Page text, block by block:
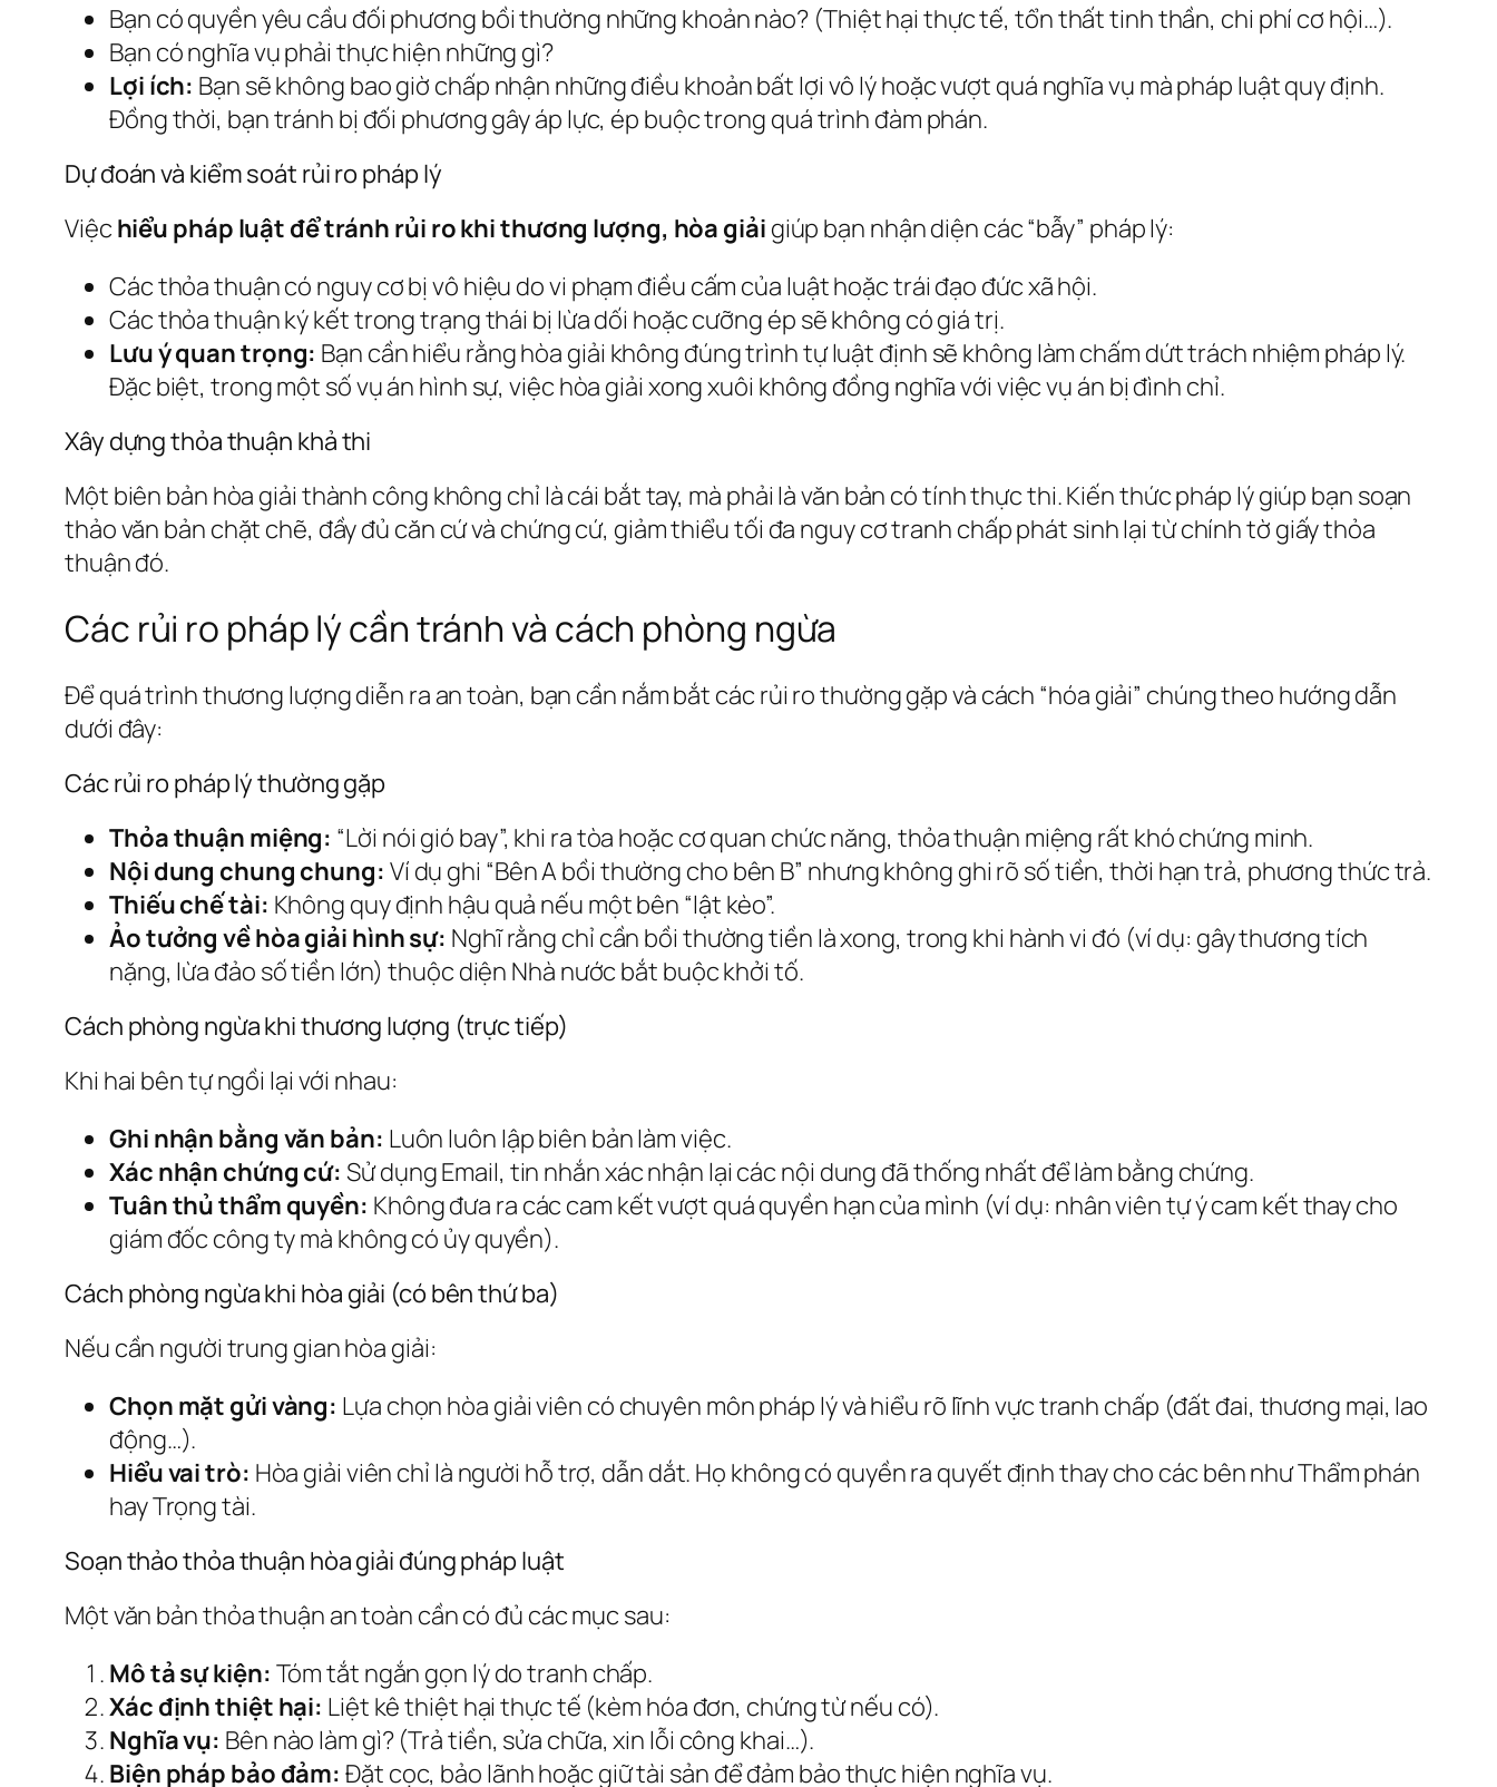
Bạn có quyền yêu cầu đối phương bồi thường những khoản nào? (Thiệt hại thực tế, tổn thất tinh thần, chi phí cơ hội…).
Bạn có nghĩa vụ phải thực hiện những gì?
Lợi ích: Bạn sẽ không bao giờ chấp nhận những điều khoản bất lợi vô lý hoặc vượt quá nghĩa vụ mà pháp luật quy định.
Đồng thời, bạn tránh bị đối phương gây áp lực, ép buộc trong quá trình đàm phán.
Dự đoán và kiểm soát rủi ro pháp lý
Việc hiểu pháp luật để tránh rủi ro khi thương lượng, hòa giải giúp bạn nhận diện các “bẫy” pháp lý:
Các thỏa thuận có nguy cơ bị vô hiệu do vi phạm điều cấm của luật hoặc trái đạo đức xã hội.
Các thỏa thuận ký kết trong trạng thái bị lừa dối hoặc cưỡng ép sẽ không có giá trị.
Lưu ý quan trọng: Bạn cần hiểu rằng hòa giải không đúng trình tự luật định sẽ không làm chấm dứt trách nhiệm pháp lý.
Đặc biệt, trong một số vụ án hình sự, việc hòa giải xong xuôi không đồng nghĩa với việc vụ án bị đình chỉ.
Xây dựng thỏa thuận khả thi
Một biên bản hòa giải thành công không chỉ là cái bắt tay, mà phải là văn bản có tính thực thi. Kiến thức pháp lý giúp bạn soạn
thảo văn bản chặt chẽ, đầy đủ căn cứ và chứng cứ, giảm thiểu tối đa nguy cơ tranh chấp phát sinh lại từ chính tờ giấy thỏa
thuận đó.
Các rủi ro pháp lý cần tránh và cách phòng ngừa
Để quá trình thương lượng diễn ra an toàn, bạn cần nắm bắt các rủi ro thường gặp và cách “hóa giải” chúng theo hướng dẫn
dưới đây:
Các rủi ro pháp lý thường gặp
Thỏa thuận miệng: “Lời nói gió bay”, khi ra tòa hoặc cơ quan chức năng, thỏa thuận miệng rất khó chứng minh.
Nội dung chung chung: Ví dụ ghi “Bên A bồi thường cho bên B” nhưng không ghi rõ số tiền, thời hạn trả, phương thức trả.
Thiếu chế tài: Không quy định hậu quả nếu một bên “lật kèo”.
Ảo tưởng về hòa giải hình sự: Nghĩ rằng chỉ cần bồi thường tiền là xong, trong khi hành vi đó (ví dụ: gây thương tích
nặng, lừa đảo số tiền lớn) thuộc diện Nhà nước bắt buộc khởi tố.
Cách phòng ngừa khi thương lượng (trực tiếp)
Khi hai bên tự ngồi lại với nhau:
Ghi nhận bằng văn bản: Luôn luôn lập biên bản làm việc.
Xác nhận chứng cứ: Sử dụng Email, tin nhắn xác nhận lại các nội dung đã thống nhất để làm bằng chứng.
Tuân thủ thẩm quyền: Không đưa ra các cam kết vượt quá quyền hạn của mình (ví dụ: nhân viên tự ý cam kết thay cho
giám đốc công ty mà không có ủy quyền).
Cách phòng ngừa khi hòa giải (có bên thứ ba)
Nếu cần người trung gian hòa giải:
Chọn mặt gửi vàng: Lựa chọn hòa giải viên có chuyên môn pháp lý và hiểu rõ lĩnh vực tranh chấp (đất đai, thương mại, lao
động…).
Hiểu vai trò: Hòa giải viên chỉ là người hỗ trợ, dẫn dắt. Họ không có quyền ra quyết định thay cho các bên như Thẩm phán
hay Trọng tài.
Soạn thảo thỏa thuận hòa giải đúng pháp luật
Một văn bản thỏa thuận an toàn cần có đủ các mục sau:
Mô tả sự kiện: Tóm tắt ngắn gọn lý do tranh chấp.
Xác định thiệt hại: Liệt kê thiệt hại thực tế (kèm hóa đơn, chứng từ nếu có).
Nghĩa vụ: Bên nào làm gì? (Trả tiền, sửa chữa, xin lỗi công khai…).
Biện pháp bảo đảm: Đặt cọc, bảo lãnh hoặc giữ tài sản để đảm bảo thực hiện nghĩa vụ.